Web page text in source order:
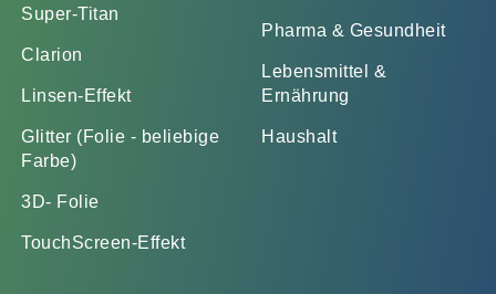
Super-Titan
Clarion
Linsen-Effekt
Glitter (Folie - beliebige
Farbe)
3D- Folie
TouchScreen-Effekt
Pharma & Gesundheit
Lebensmittel &
Ernährung
Haushalt